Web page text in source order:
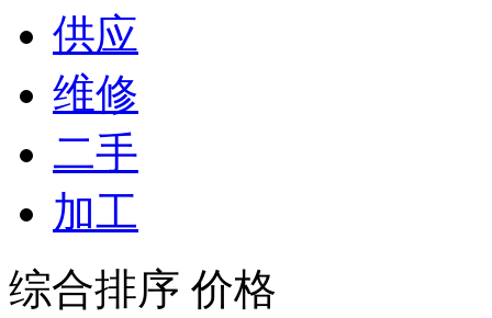
供应
维修
二手
加工
综合排序 价格